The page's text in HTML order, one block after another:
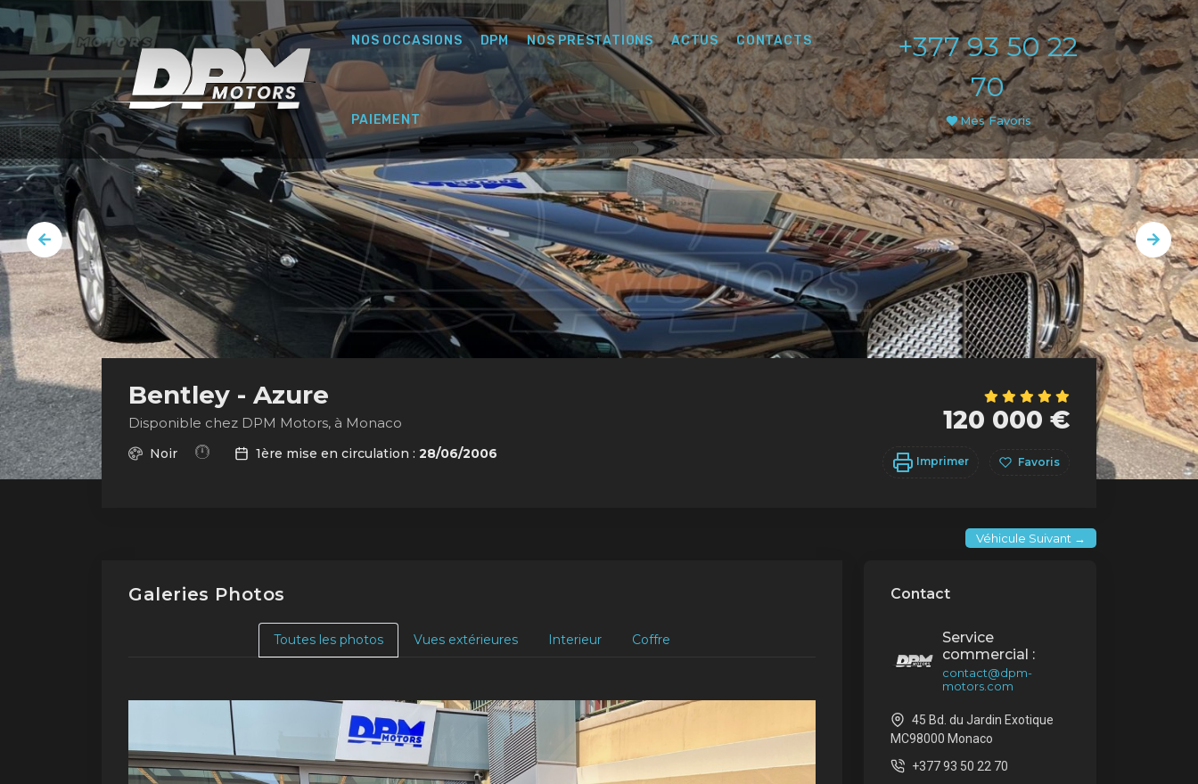
NOS OCCASIONS DPM NOS PRESTATIONS ACTUS CONTACTS
PAIEMENT
+377 93 50 22
70
Mes Favoris
Bentley - Azure
Disponible chez DPM Motors, à Monaco
Noir 1ère mise en circulation : 28/06/2006
120 000 €
Imprimer Favoris
Véhicule Suivant →
Galeries Photos
Toutes les photos Vues extérieures Interieur Coffre
Contact
Service
commercial :
contact@dpm-
motors.com
45 Bd. du Jardin Exotique
MC98000 Monaco
+377 93 50 22 70